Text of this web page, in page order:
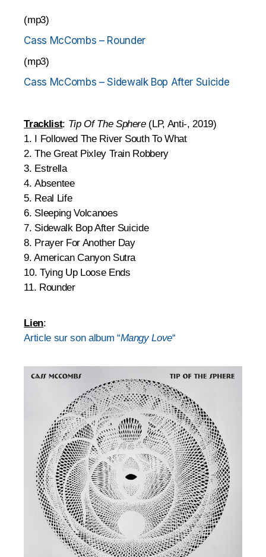
(mp3)
Cass McCombs – Rounder
(mp3)
Cass McCombs – Sidewalk Bop After Suicide
Tracklist: Tip Of The Sphere(LP, Anti-, 2019)
1. I Followed The River South To What
2. The Great Pixley Train Robbery
3. Estrella
4. Absentee
5. Real Life
6. Sleeping Volcanoes
7. Sidewalk Bop After Suicide
8. Prayer For Another Day
9. American Canyon Sutra
10. Tying Up Loose Ends
11. Rounder
Lien:
Article sur son album “Mangy Love“